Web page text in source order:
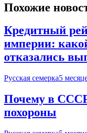
Похожие
Кредитный
империи:
отказались
Русская семерка5
Почему в СССР
похороны